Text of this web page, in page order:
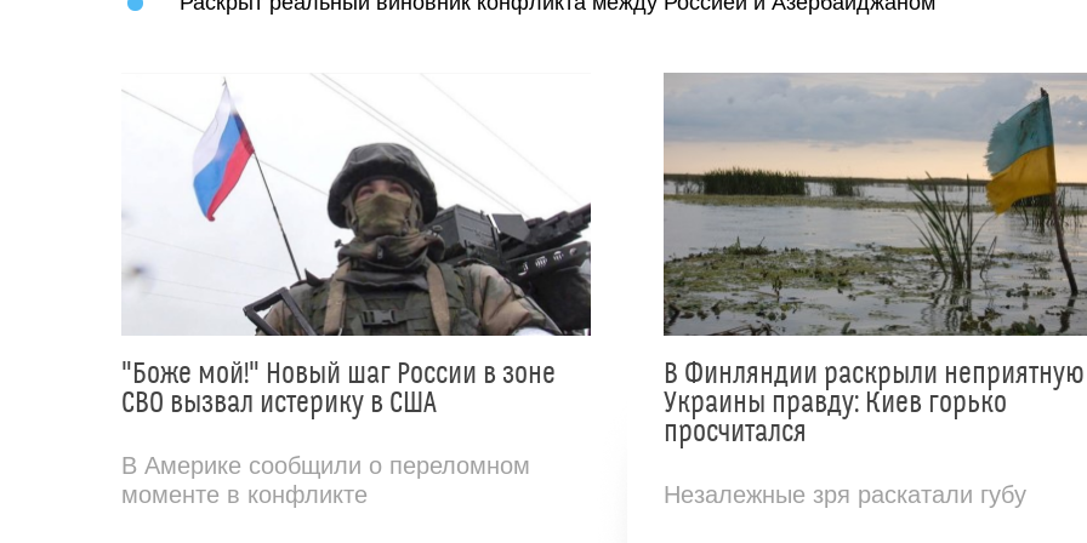
"Боже мой!" Новый шаг России в зоне
СВО вызвал истерику в США
В Америке сообщили о переломном
моменте в конфликте
В Финляндии раскрыли
Украины правду: Киев горько
просчитался
Незалежные зря раскатали губу